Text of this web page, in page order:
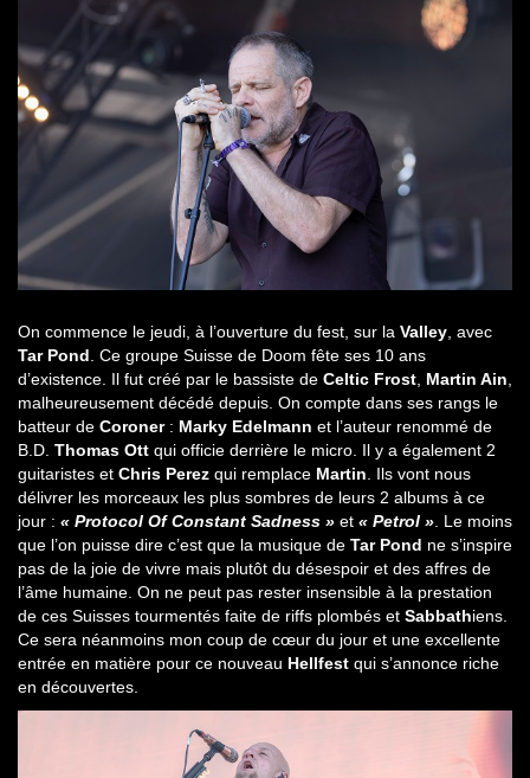
On commence le jeudi, à l’ouverture du fest, sur la Valley , avec
Tar Pond . Ce groupe Suisse de Doom fête ses 10 ans
d’existence. Il fut créé par le bassiste de Celtic Frost Martin Ain
malheureusement décédé depuis. On compte dans ses rangs le
batteur de Coroner: Marky Edelmann et l’auteur renommé de
B.D. Thomas Ott qui officie derrière le micro. Il y a également 2
guitaristes et Chris Perez qui remplace Martin . Ils vont nous
délivrer les morceaux les plus sombres de leurs 2 albums à ce
jour : « Protocol Of Constant Sadness » et « Petrol » . Le moins
que l’on puisse dire c’est que la musique de Tar Pond ne s’inspire
pas de la joie de vivre mais plutôt du désespoir et des affres de
l’âme humaine. On ne peut pas rester insensible à la prestation
de ces Suisses tourmentés faite de riffs plombés et Sabbathiens.
Ce sera néanmoins mon coup de cœur du jour et une excellente
entrée en matière pour ce nouveau Hellfest qui s’annonce riche
en découvertes.